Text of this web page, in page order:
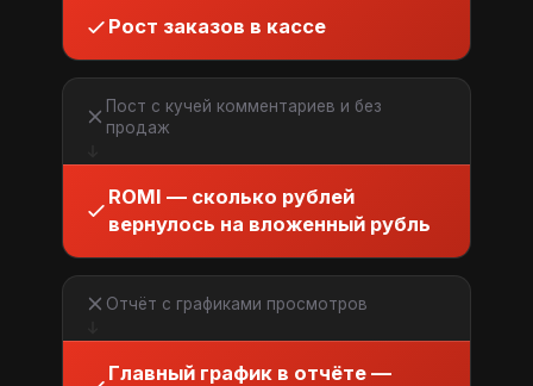
Рост заказов в кассе
Пост с кучей комментариев и без
продаж
ROMI — сколько рублей
вернулось на вложенный рубль
Отчёт с графиками просмотров
Главный график в отчёте —